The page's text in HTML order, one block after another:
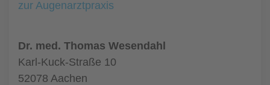
zur Augenarztpraxis
Dr. med. Thomas Wesendahl
Karl-Kuck-Straße 10
52078 Aachen